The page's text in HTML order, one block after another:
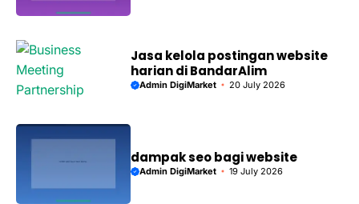
Jasa kelola postingan website
harian di BandarAlim
Admin DigiMarket 20 July 2026
dampak seo bagi website
Admin DigiMarket 19 July 2026